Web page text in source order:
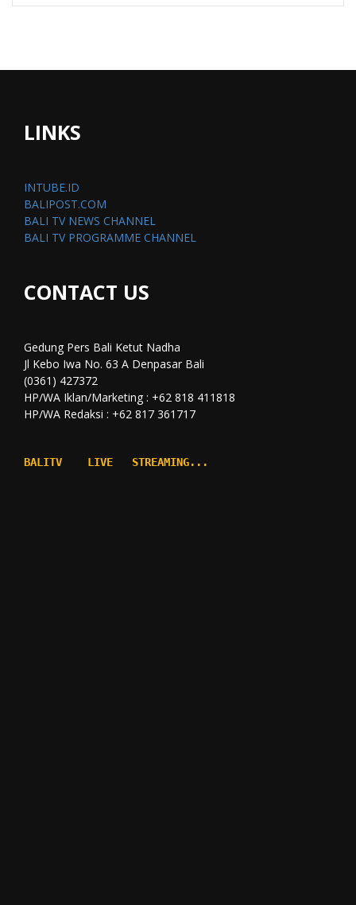
LINKS
INTUBE.ID
BALIPOST.COM
BALI TV NEWS CHANNEL
BALI TV PROGRAMME CHANNEL
CONTACT US
Gedung Pers Bali Ketut Nadha
Jl Kebo Iwa No. 63 A Denpasar Bali
(0361) 427372
HP/WA Iklan/Marketing : +62 818 411818
HP/WA Redaksi : +62 817 361717
BALITV    LIVE   STREAMING...